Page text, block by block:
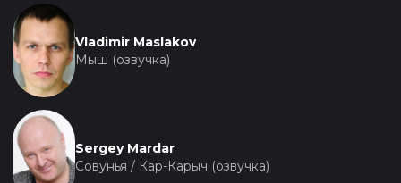
Vladimir Maslakov
Мыш (озвучка)
Sergey Mardar
Совунья / Кар-Карыч (озвучка)